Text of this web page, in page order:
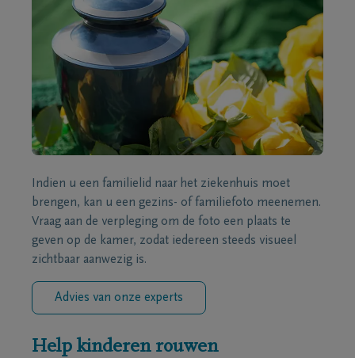
Indien u een familielid naar het ziekenhuis moet
brengen, kan u een gezins- of familiefoto meenemen.
Vraag aan de verpleging om de foto een plaats te
geven op de kamer, zodat iedereen steeds visueel
zichtbaar aanwezig is.
Advies van onze experts
Help kinderen rouwen